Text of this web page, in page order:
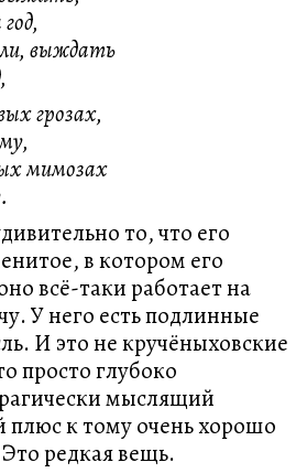
выждать
грозах,
мимозах
то, что его
в котором его
всё-таки работает на
У него есть подлинные
И это не кручёныховские
просто глубоко
мыслящий
плюс к тому очень хорошо
редкая вещь.